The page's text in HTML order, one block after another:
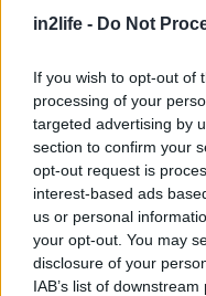
in2life - Do Not
If you wish to opt-out of
processing of your
targeted advertising by
section to confirm your
opt-out request is
interest-based ads
us or personal
your opt-out. You may
disclosure of your
IAB’s list of
Χρουσού είναι μια
Φανταστικά
twist (σκέψου
ντομάτα και
λιαστή ντομάτα
πλουβραβευμένη
Νικήτης.